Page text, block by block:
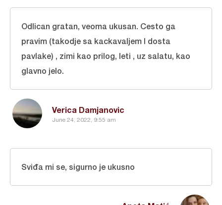
Verica Damjanovic
June 24, 2022, 9:55 am
Odlican gratan, veoma ukusan. Cesto ga
pravim (takodje sa kackavaljem I dosta
pavlake) , zimi kao prilog, leti , uz salatu, kao
glavno jelo.
Sviđa mi se, sigurno je ukusno